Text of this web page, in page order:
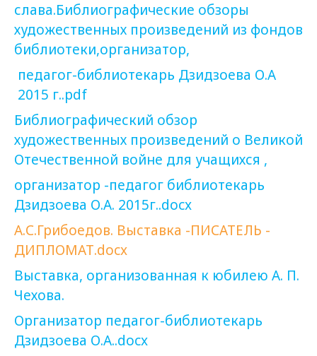
слава.Библиографические обзоры
художественных произведений из фондов
библиотеки,организатор,
педагог-библиотекарь Дзидзоева О.А
2015 г..pdf
Библиографический обзор
художественных произведений о Великой
Отечественной войне для учащихся ,
организатор -педагог библиотекарь
Дзидзоева О.А. 2015г..docx
А.С.Грибоедов. Выставка -ПИСАТЕЛЬ -
ДИПЛОМАТ.docx
Выставка, организованная к юбилею А. П.
Чехова.
Организатор педагог-библиотекарь
Дзидзоева О.А..docx